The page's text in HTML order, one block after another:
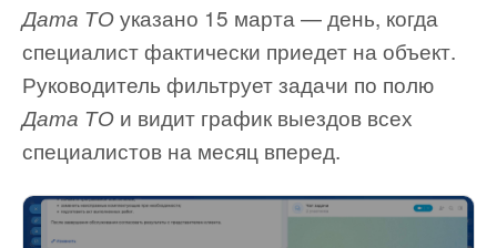
Дата ТОуказано 15 марта — день, когда
специалист фактически приедет на объект.
Руководитель фильтрует задачи по полю
Дата ТО и видит график выездов всех
специалистов на месяц вперед.